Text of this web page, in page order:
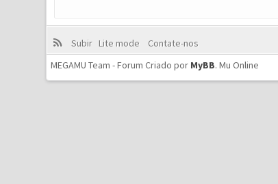
Subir Lite mode
Contate-nos
MEGAMU Team - Forum Criado por MyBB.Mu Online